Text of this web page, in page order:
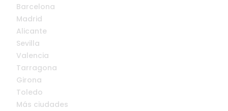
Barcelona
Madrid
Alicante
Sevilla
Valencia
Tarragona
Girona
Toledo
Más ciudades